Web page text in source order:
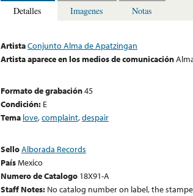
Detalles Imagenes Notas
ArtistaConjunto Alma de Apatzingan
Artista aparece en los medios de comunicación
Formato de grabación45
Condición: E
Tema love,complaint,despair
SelloAlborada Records
PaísMexico
Numero de Catalogo 18X91-A
Staff Notes: No catalog number on label, the